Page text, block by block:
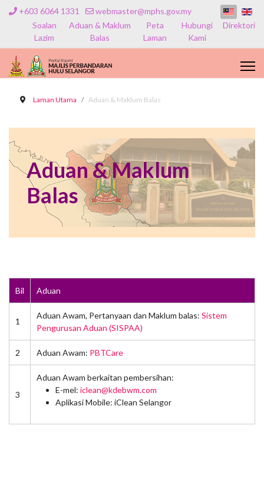
+603 6064 1331
webmaster@mphs.gov.my
Soalan
Lazim
Aduan & Maklum
Balas
Peta
Laman
Hubungi
Kami
Direktori
Laman Utama Aduan & Maklum Balas
Aduan & Maklum
Balas
Bil Aduan
1
Aduan Awam, Pertanyaan dan Maklum balas: Sistem
Pengurusan Aduan (SISPAA)
2 Aduan Awam: PBTCare
3
Aduan Awam berkaitan pembersihan:
E-mel: iclean@kdebwm.com
Aplikasi Mobile: iClean Selangor